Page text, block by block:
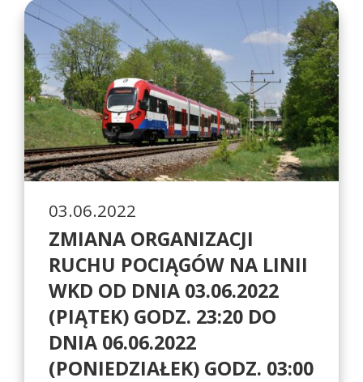
03.06.2022
ZMIANA ORGANIZACJI
RUCHU POCIĄGÓW NA LINII
WKD OD DNIA 03.06.2022
(PIĄTEK) GODZ. 23:20 DO
DNIA 06.06.2022
(PONIEDZIAŁEK) GODZ. 03:00